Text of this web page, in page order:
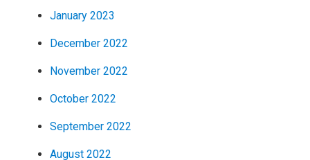
January 2023
December 2022
November 2022
October 2022
September 2022
August 2022